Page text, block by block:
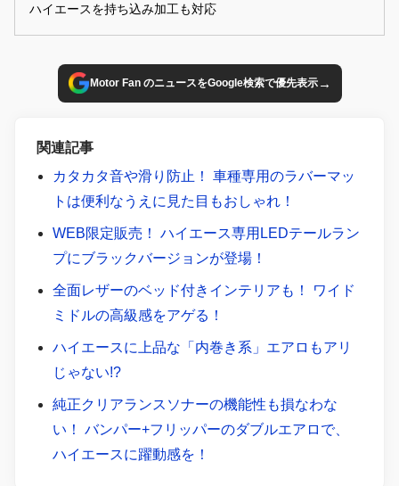
ハイエースを持ち込み加工も対応
Motor Fan のニュースをGoogle検索で優先表示→
関連記事
カタカタ音や滑り防止！ 車種専用のラバーマッ
トは便利なうえに見た目もおしゃれ！
WEB限定販売！ ハイエース専用LEDテールラン
プにブラックバージョンが登場！
全面レザーのベッド付きインテリアも！ ワイド
ミドルの高級感をアゲる！
ハイエースに上品な「内巻き系」エアロもアリ
じゃない!?
純正クリアランスソナーの機能性も損なわな
い！ バンパー+フリッパーのダブルエアロで、
ハイエースに躍動感を！